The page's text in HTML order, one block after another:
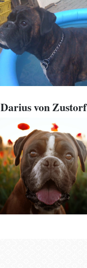
Darius von Zustorf